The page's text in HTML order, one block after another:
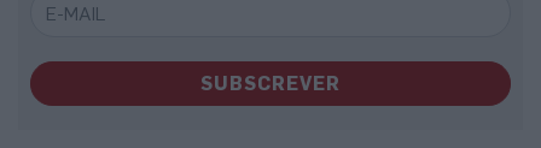
SUBSCREVER